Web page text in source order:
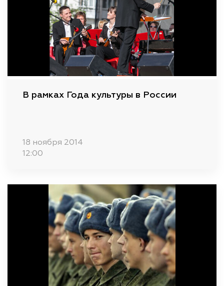
В рамках Года культуры в России
18 ноября 2014
12:00